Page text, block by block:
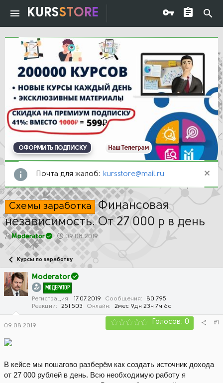
KURSSTORE
ОФОРМИТЬ ПОДПИСКУ Наш Телеграм
Почта для жалоб: kursstore@mail.ru
Схемы заработка Финансовая
независимость. От 27 000 р в день
А
т
о
р
т
е
Moderator
Д
а
а
ч
а
л
а
09.08.2019
Курсы по заработку
Moderator
МОДЕРАТОР
Регистрация 17.07.2019 Сообщения
80 795
Реакции
251 503 Онлайн 2мес 9дн 23ч 7м 6с
09.08.2019 Голосов: 0 #1
В кейсе мы пошагово разберём как создать источник дохода
от 27 000 рублей в день. Всю необходимую работу я